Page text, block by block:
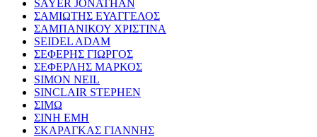
SAYER JONATHAN
ΣΑΜΙΩΤΗΣ ΕΥΑΓΓΕΛΟΣ
ΣΑΜΠΑΝΙΚΟΥ ΧΡΙΣΤΙΝΑ
SEIDEL ADAM
ΣΕΦΕΡΗΣ ΓΙΩΡΓΟΣ
ΣΕΦΕΡΛΗΣ ΜΑΡΚΟΣ
SIMON NEIL
SINCLAIR STEPHEN
ΣΙΜΩ
ΣΙΝΗ ΕΜΗ
ΣΚΑΡΑΓΚΑΣ ΓΙΑΝΝΗΣ